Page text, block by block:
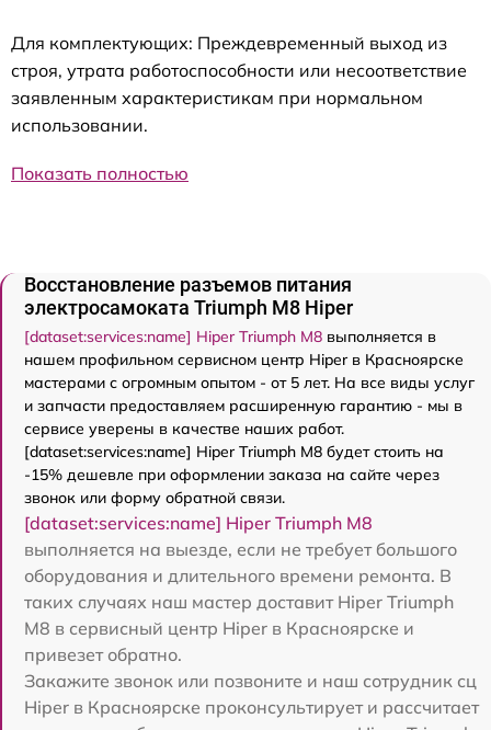
Для комплектующих: Преждевременный выход из
строя, утрата работоспособности или несоответствие
заявленным характеристикам при нормальном
использовании.
Показать полностью
Восстановление разъемов питания
электросамоката Triumph M8 Hiper
[dataset:services:name] Hiper Triumph M8 выполняется в
нашем профильном сервисном центр Hiper в Красноярске
мастерами с огромным опытом - от 5 лет. На все виды услуг
и запчасти предоставляем расширенную гарантию - мы в
сервисе уверены в качестве наших работ.
[dataset:services:name] Hiper Triumph M8 будет стоить на
-15% дешевле при оформлении заказа на сайте через
звонок или форму обратной связи.
[dataset:services:name] Hiper Triumph M8
выполняется на выезде, если не требует большого
оборудования и длительного времени ремонта. В
таких случаях наш мастер доставит Hiper Triumph
M8 в сервисный центр Hiper в Красноярске и
привезет обратно.
Закажите звонок или позвоните и наш сотрудник сц
Hiper в Красноярске проконсультирует и рассчитает